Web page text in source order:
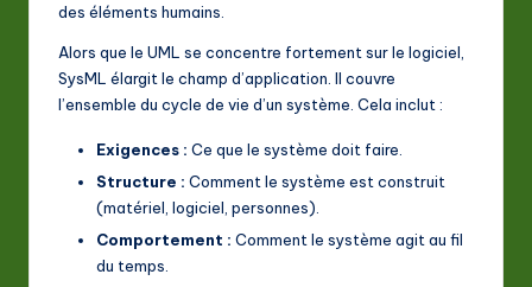
des éléments humains.
Alors que le UML se concentre fortement sur le logiciel,
SysML élargit le champ d’application. Il couvre
l’ensemble du cycle de vie d’un système. Cela inclut :
Exigences : Ce que le système doit faire.
Structure : Comment le système est construit
(matériel, logiciel, personnes).
Comportement : Comment le système agit au fil
du temps.